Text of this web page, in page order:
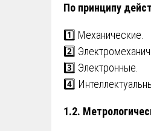
По принципу
1️⃣ Механические.
2️⃣
3️⃣ Электронные.
4️⃣
1.2.